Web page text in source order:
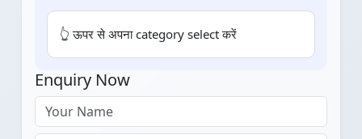
👆 ऊपर से अपना category select करें
Enquiry Now